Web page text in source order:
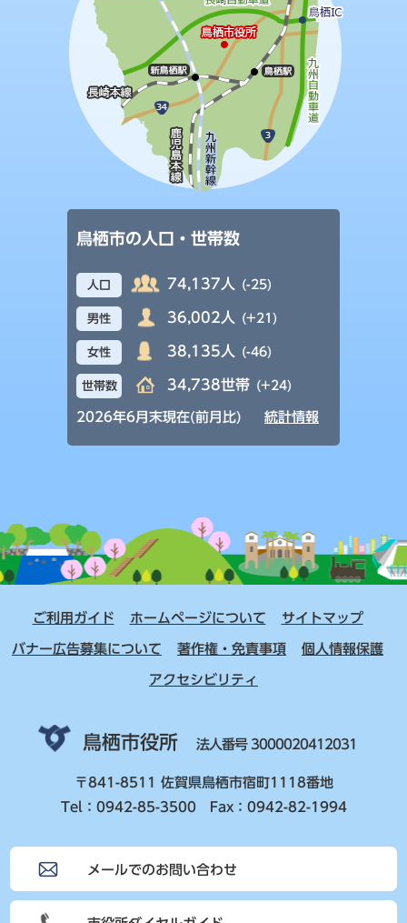
鳥栖市の人口・世帯数
人口 74,137人 (-25)
男性 36,002人 (+21)
女性 38,135人 (-46)
世帯数 34,738世帯 (+24)
2026年6月末現在(前月比) 統計情報
ご利用ガイド ホームページについて サイトマップ
バナー広告募集について 著作権・免責事項 個人情報保護
アクセシビリティ
鳥栖市役所 法人番号 3000020412031
〒841-8511 佐賀県鳥栖市宿町1118番地
Tel：0942-85-3500 Fax：0942-82-1994
メールでのお問い合わせ